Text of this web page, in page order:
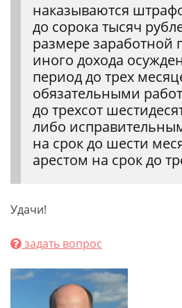
наказываются
до сорока тысяч
размере заработной
иного дохода
период до трех
обязательными
до трехсот
либо
на срок до шести
арестом на срок до
Удачи!
задать вопрос